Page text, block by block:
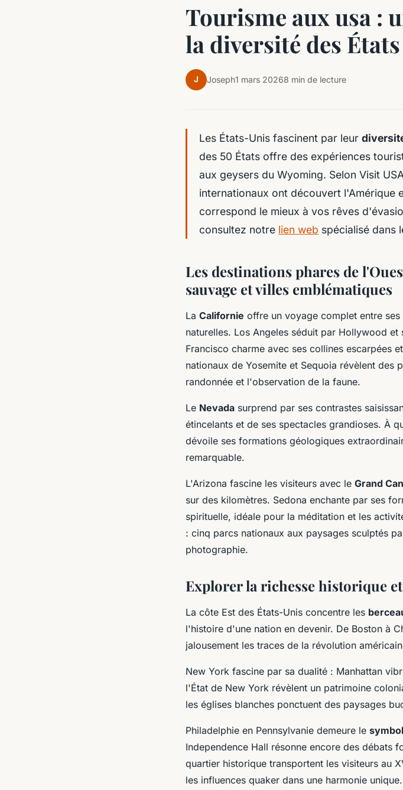
Tourisme aux usa :
la diversité des États
J Joseph1 mars 20268 min de lecture
Les États-Unis fascinent par leur
des 50 États offre des expériences
aux geysers du Wyoming. Selon Visit
internationaux ont découvert l'Amérique
correspond le mieux à vos rêves
consultez notre lien web spécialisé dans
Les destinations phares de
sauvage et villes emblématiques
La Californie offre un voyage complet entre
naturelles. Los Angeles séduit par Hollywood et
Francisco charme avec ses collines escarpées
nationaux de Yosemite et Sequoia révèlent
randonnée et l'observation de la faune.
Le Nevada surprend par ses contrastes
étincelants et de ses spectacles grandioses. À
dévoile ses formations géologiques
remarquable.
L'Arizona fascine les visiteurs avec le Grand
sur des kilomètres. Sedona enchante par ses
spirituelle, idéale pour la méditation et les
: cinq parcs nationaux aux paysages sculptés
photographie.
Explorer la richesse historique
La côte Est des États-Unis concentre les
l'histoire d'une nation en devenir. De Boston à
jalousement les traces de la révolution
New York fascine par sa dualité : Manhattan
l'État de New York révèlent un patrimoine
les églises blanches ponctuent des paysages
Philadelphie en Pennsylvanie demeure le
Independence Hall résonne encore des débats
quartier historique transportent les visiteurs au
les influences quaker dans une harmonie unique.